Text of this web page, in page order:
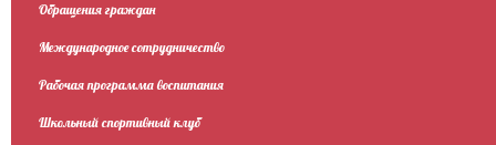
Обращения граждан
Международное сотрудничество
Рабочая программа воспитания
Школьный спортивный клуб